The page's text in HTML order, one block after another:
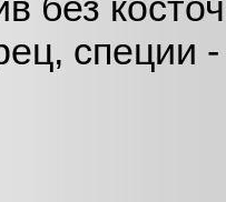
специи -